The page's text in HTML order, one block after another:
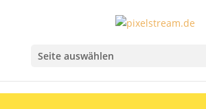
Seite auswählen